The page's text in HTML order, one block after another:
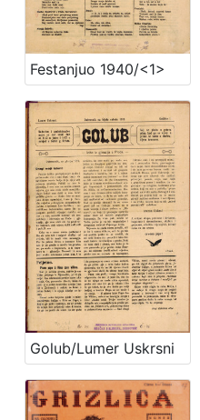
Festanjuo 1940/<1>
Golub/Lumer Uskrsni